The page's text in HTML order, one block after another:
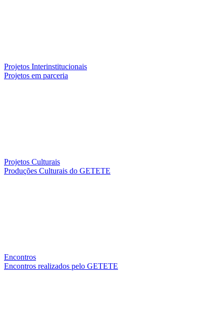
Projetos Interinstitucionais
Projetos em parceria
Projetos Culturais
Produções Culturais do GETETE
Encontros
Encontros realizados pelo GETETE